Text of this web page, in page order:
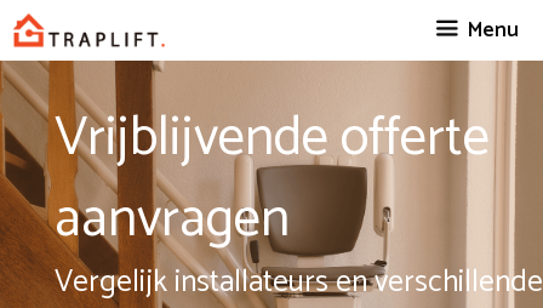
Spring
naar
inhoud
Menu
Vrijblijvende offerte
aanvragen
Vergelijk installateurs en verschillende